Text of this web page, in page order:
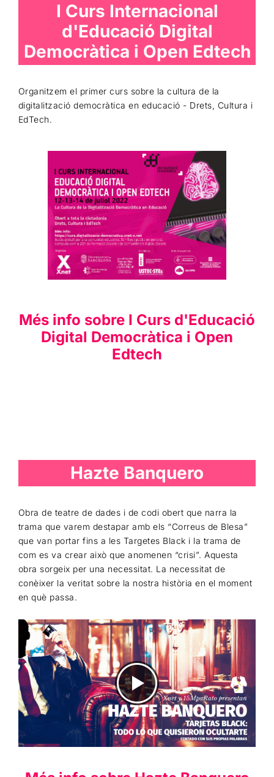
I Curs Internacional
d'Educació Digital
Democràtica i Open Edtech
Organitzem el primer curs sobre la cultura de la
digitalització democràtica en educació - Drets, Cultura i
EdTech.
Més info sobre I Curs d'Educació
Digital Democràtica i Open
Edtech
Hazte Banquero
Obra de teatre de dades i de codi obert que narra la
trama que varem destapar amb els “Correus de Blesa”
que van portar fins a les Targetes Black i la trama de
com es va crear això que anomenen “crisi”. Aquesta
obra sorgeix per una necessitat. La necessitat de
conèixer la veritat sobre la nostra història en el moment
en què passa.